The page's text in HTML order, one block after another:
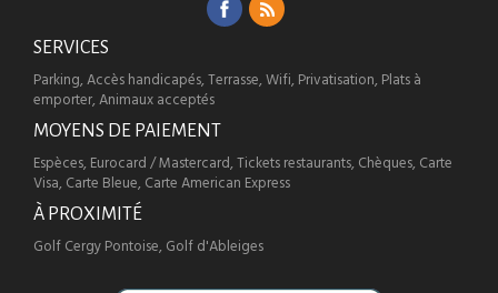
SERVICES
Parking, Accès handicapés, Terrasse, Wifi, Privatisation, Plats à
emporter, Animaux acceptés
MOYENS DE PAIEMENT
Espèces, Eurocard / Mastercard, Tickets restaurants, Chèques, Carte
Visa, Carte Bleue, Carte American Express
À PROXIMITÉ
Golf Cergy Pontoise, Golf d'Ableiges